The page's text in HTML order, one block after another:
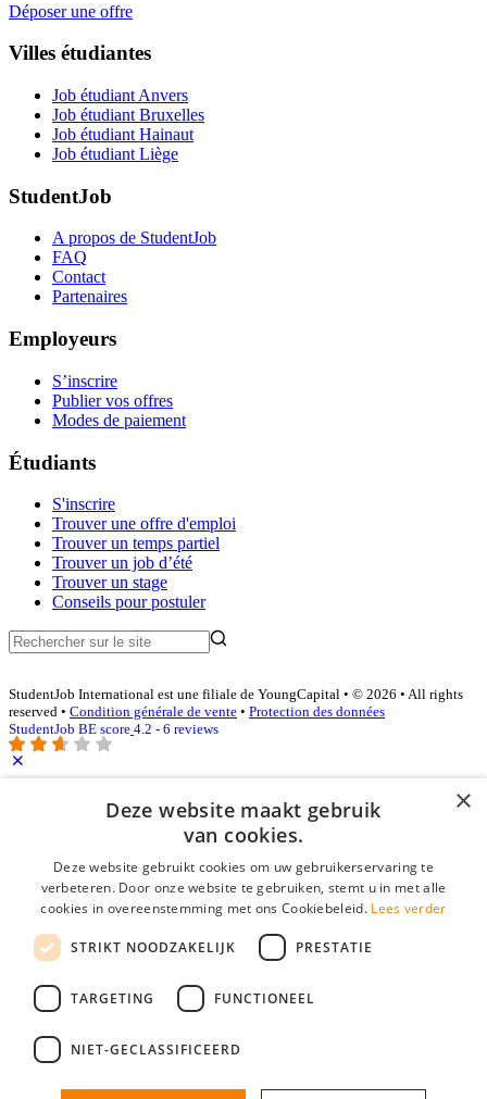
Déposer une offre
Villes étudiantes
Job étudiant Anvers
Job étudiant Bruxelles
Job étudiant Hainaut
Job étudiant Liège
StudentJob
A propos de StudentJob
FAQ
Contact
Partenaires
Employeurs
S’inscrire
Publier vos offres
Modes de paiement
Étudiants
S'inscrire
Trouver une offre d'emploi
Trouver un temps partiel
Trouver un job d’été
Trouver un stage
Conseils pour postuler
StudentJob International est une filiale de YoungCapital • © 2026 • All rights
reserved • Condition générale de vente • Protection des données
StudentJob BE score 4.2 - 6 reviews
Identifiant Employeur
Mot de passe
se souvenir de moi
mot de passe oublié?
Profil Employeur gratuit
Vous pouvez vous connecter sur StudentJob si vous avez créé un
×
Deze website maakt gebruik
van cookies.
Deze website gebruikt cookies om uw gebruikerservaring te
verbeteren. Door onze website te gebruiken, stemt u in met alle
cookies in overeenstemming met ons Cookiebeleid. Lees verder
STRIKT NOODZAKELIJK PRESTATIE
TARGETING FUNCTIONEEL
NIET-GECLASSIFICEERD